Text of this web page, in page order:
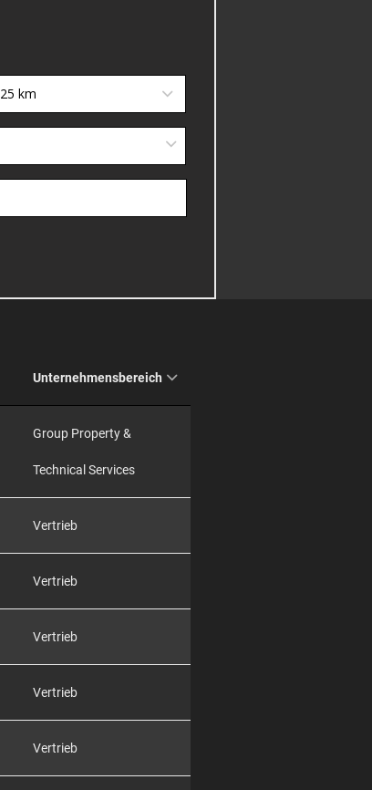
25 km
Unternehmensbereich
Group Property &
Technical Services
Vertrieb
Vertrieb
Vertrieb
Vertrieb
Vertrieb